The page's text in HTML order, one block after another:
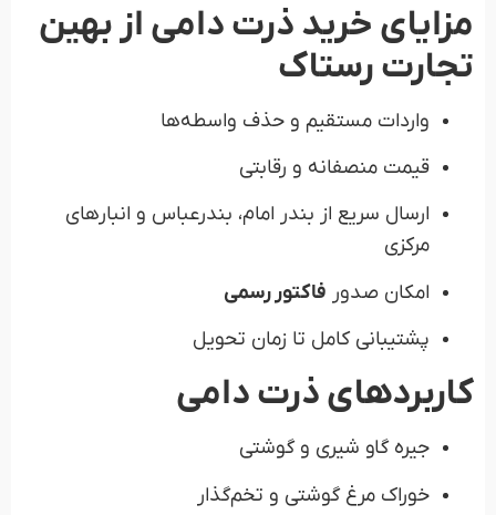
مزایای خرید ذرت دامی از بهین
تجارت رستاک
واردات مستقیم و حذف واسطه‌ها
قیمت منصفانه و رقابتی
ارسال سریع از بندر امام، بندرعباس و انبارهای
مرکزی
امکان صدور فاکتور رسمی
پشتیبانی کامل تا زمان تحویل
کاربردهای ذرت دامی
جیره گاو شیری و گوشتی
خوراک مرغ گوشتی و تخم‌گذار